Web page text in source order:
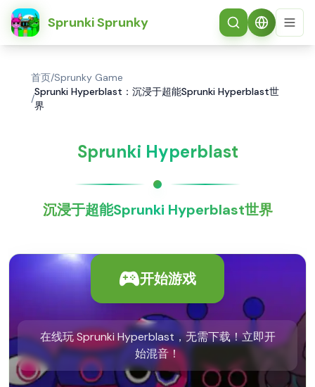
Sprunki Sprunky
简体中文
首页/Sprunky Game
/
Sprunki Hyperblast：沉浸于超能Sprunki Hyperblast世
界
Sprunki Hyperblast
沉浸于超能Sprunki Hyperblast世界
开始游戏
在线玩 Sprunki Hyperblast，无需下载！立即开
始混音！